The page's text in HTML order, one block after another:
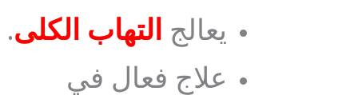
يعالج التهاب الكلى.
علاج فعال في